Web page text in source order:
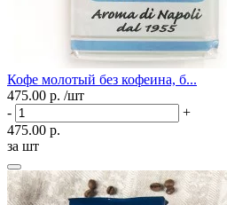
Кофе молотый без кофеина, б...
475.00 р. /шт
-
+
475.00 р.
за шт